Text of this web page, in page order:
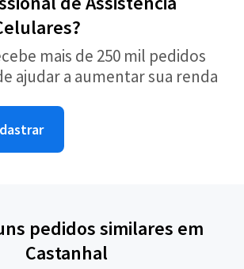
mais de 250 mil pedidos
ajudar a aumentar sua renda
pedidos similares em
Castanhal